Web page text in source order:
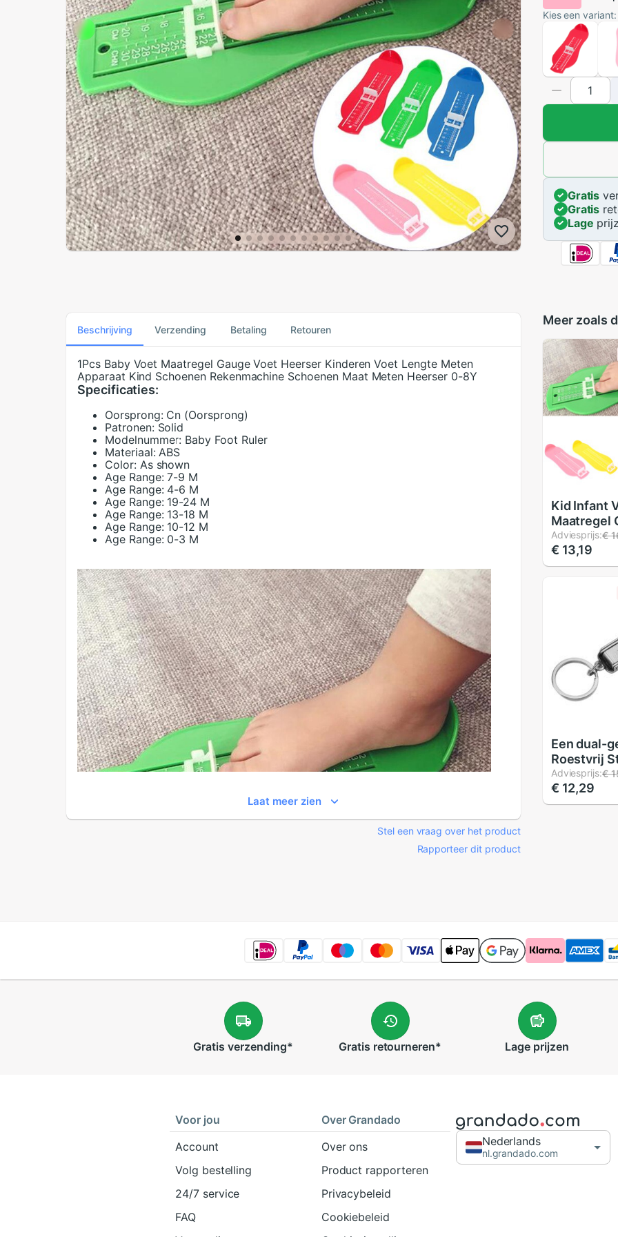
Kies een variant:
Gratis
Gratis
Lage
Beschrijving Verzending Betaling Retouren
1Pcs Baby Voet Maatregel Gauge Voet Heerser Kinderen Voet Lengte Meten
Apparaat Kind Schoenen Rekenmachine Schoenen Maat Meten Heerser 0-8Y
Specificaties:
Oorsprong: Cn (Oorsprong)
Patronen: Solid
Modelnummer: Baby Foot Ruler
Materiaal: ABS
Color: As shown
Age Range: 7-9 M
Age Range: 4-6 M
Age Range: 19-24 M
Age Range: 13-18 M
Age Range: 10-12 M
Age Range: 0-3 M
Laat meer zien
Stel een vraag over het product
Rapporteer dit product
Meer zoals
Kid Infant
Maatregel
Maat
Baby
Adviesprijs:€
€ 13,19
Een dual-
Roestvrij
Flesopener
Adviesprijs:€
€ 12,29
Gratis verzending* Gratis retourneren* Lage prijzen
Voor jou
Account
Volg bestelling
24/7 service
FAQ
Over Grandado
Over ons
Product rapporteren
Privacybeleid
Cookiebeleid
Nederlands
nl.grandado.com